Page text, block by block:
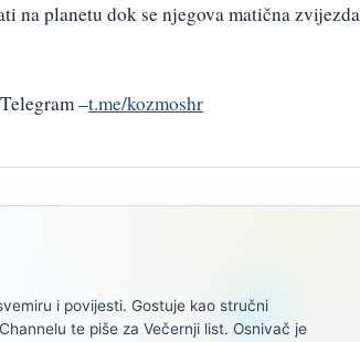
na planetu dok se njegova matična zvijezda
–t.me/kozmoshr
i povijesti. Gostuje kao stručni
te piše za Večernji list. Osnivač je